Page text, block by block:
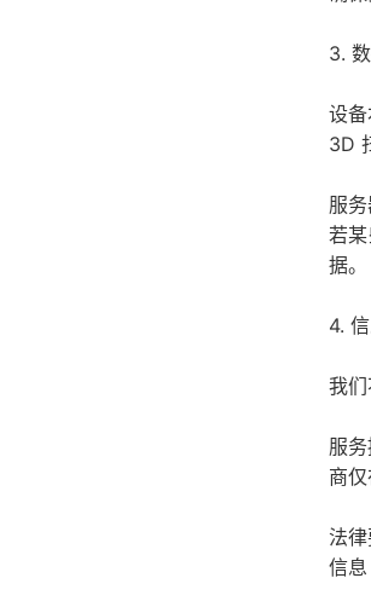
3.
设备
3D
服务
若
据。
4.
我
服
商
法
信息